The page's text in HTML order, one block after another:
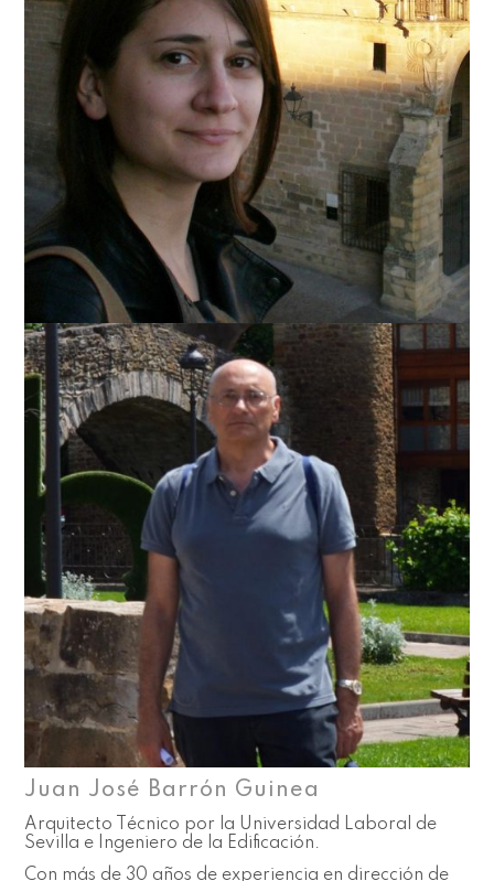
Juan José Barrón Guinea
Arquitecto Técnico por la Universidad Laboral de
Sevilla e Ingeniero de la Edificación.
Con más de 30 años de experiencia en dirección de